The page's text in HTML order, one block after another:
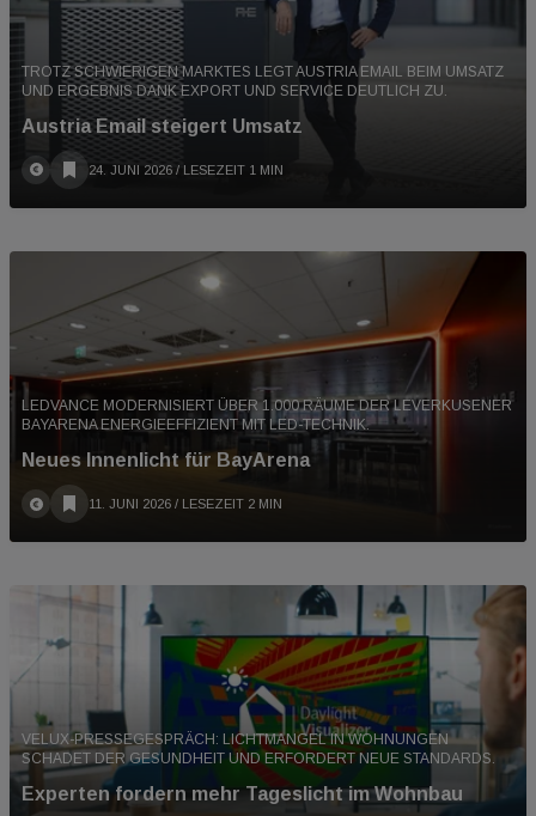
Millionen Euro Umsatz gemacht, heuer rechnen wir
mit rund 180 Millionen Euro. Die Service-Aufträge
für das zweite Halbjahr sind allerdings noch nicht
absehbar“.
TROTZ SCHWIERIGEN MARKTES LEGT AUSTRIA EMAIL BEIM UMSATZ
UND ERGEBNIS DANK EXPORT UND SERVICE DEUTLICH ZU.
Austria Email steigert Umsatz
24. JUNI 2026 / LESEZEIT 1 MIN
LEDVANCE MODERNISIERT ÜBER 1.000 RÄUME DER LEVERKUSENER
BAYARENA ENERGIEEFFIZIENT MIT LED-TECHNIK.
Neues Innenlicht für BayArena
11. JUNI 2026 / LESEZEIT 2 MIN
VELUX-PRESSEGESPRÄCH: LICHTMANGEL IN WOHNUNGEN
SCHADET DER GESUNDHEIT UND ERFORDERT NEUE STANDARDS.
Experten fordern mehr Tageslicht im Wohnbau